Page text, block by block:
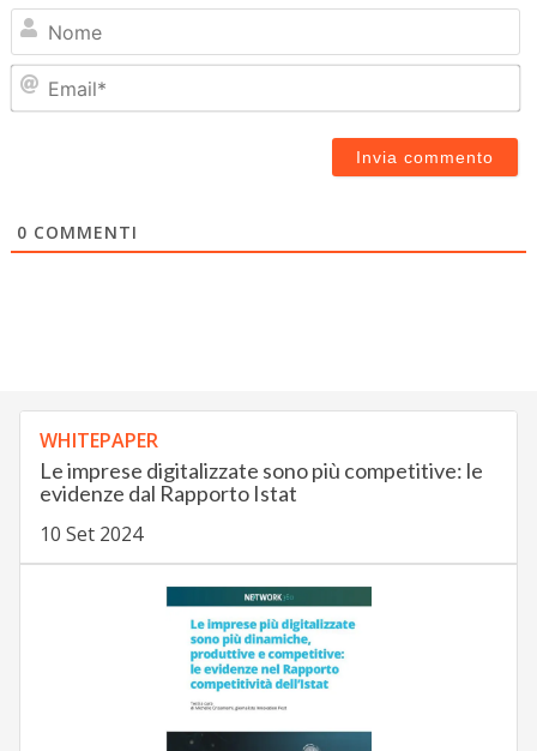
0 COMMENTI
WHITEPAPER
Le imprese digitalizzate sono più competitive: le
evidenze dal Rapporto Istat
10 Set 2024